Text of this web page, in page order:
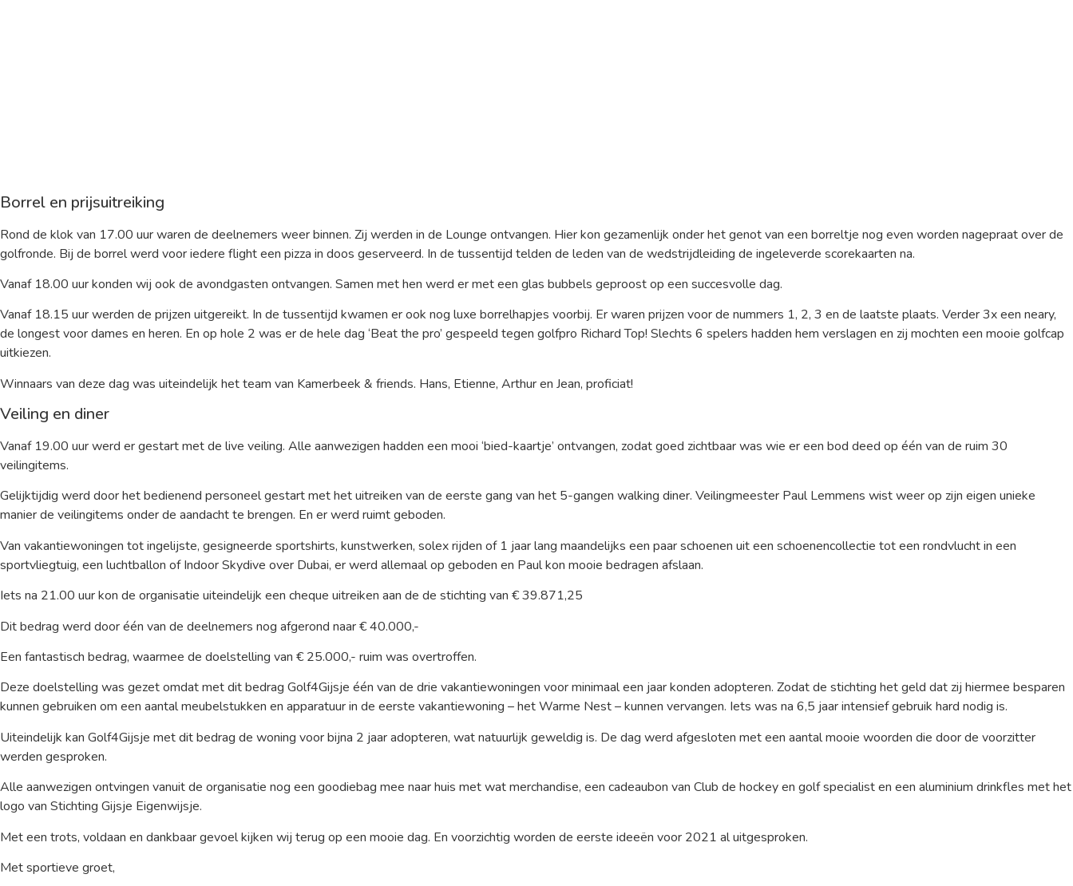
Borrel en prijsuitreiking
Rond de klok van 17.00 uur waren de deelnemers weer binnen. Zij werden in de Lounge ontvangen. Hier kon gezamenlijk onder het genot van een borreltje nog even worden nagepraat over de
golfronde. Bij de borrel werd voor iedere flight een pizza in doos geserveerd. In de tussentijd telden de leden van de wedstrijdleiding de ingeleverde scorekaarten na.
Vanaf 18.00 uur konden wij ook de avondgasten ontvangen. Samen met hen werd er met een glas bubbels geproost op een succesvolle dag.
Vanaf 18.15 uur werden de prijzen uitgereikt. In de tussentijd kwamen er ook nog luxe borrelhapjes voorbij. Er waren prijzen voor de nummers 1, 2, 3 en de laatste plaats. Verder 3x een neary,
de longest voor dames en heren. En op hole 2 was er de hele dag ‘Beat the pro’ gespeeld tegen golfpro Richard Top! Slechts 6 spelers hadden hem verslagen en zij mochten een mooie golfcap
uitkiezen.
Winnaars van deze dag was uiteindelijk het team van Kamerbeek & friends. Hans, Etienne, Arthur en Jean, proficiat!
Veiling en diner
Vanaf 19.00 uur werd er gestart met de live veiling. Alle aanwezigen hadden een mooi ‘bied-kaartje’ ontvangen, zodat goed zichtbaar was wie er een bod deed op één van de ruim 30
veilingitems.
Gelijktijdig werd door het bedienend personeel gestart met het uitreiken van de eerste gang van het 5-gangen walking diner. Veilingmeester Paul Lemmens wist weer op zijn eigen unieke
manier de veilingitems onder de aandacht te brengen. En er werd ruimt geboden.
Van vakantiewoningen tot ingelijste, gesigneerde sportshirts, kunstwerken, solex rijden of 1 jaar lang maandelijks een paar schoenen uit een schoenencollectie tot een rondvlucht in een
sportvliegtuig, een luchtballon of Indoor Skydive over Dubai, er werd allemaal op geboden en Paul kon mooie bedragen afslaan.
Iets na 21.00 uur kon de organisatie uiteindelijk een cheque uitreiken aan de de stichting van € 39.871,25
Dit bedrag werd door één van de deelnemers nog afgerond naar € 40.000,-
Een fantastisch bedrag, waarmee de doelstelling van € 25.000,- ruim was overtroffen.
Deze doelstelling was gezet omdat met dit bedrag Golf4Gijsje één van de drie vakantiewoningen voor minimaal een jaar konden adopteren. Zodat de stichting het geld dat zij hiermee besparen
kunnen gebruiken om een aantal meubelstukken en apparatuur in de eerste vakantiewoning – het Warme Nest – kunnen vervangen. Iets was na 6,5 jaar intensief gebruik hard nodig is.
Uiteindelijk kan Golf4Gijsje met dit bedrag de woning voor bijna 2 jaar adopteren, wat natuurlijk geweldig is. De dag werd afgesloten met een aantal mooie woorden die door de voorzitter
werden gesproken.
Alle aanwezigen ontvingen vanuit de organisatie nog een goodiebag mee naar huis met wat merchandise, een cadeaubon van Club de hockey en golf specialist en een aluminium drinkfles met het
logo van Stichting Gijsje Eigenwijsje.
Met een trots, voldaan en dankbaar gevoel kijken wij terug op een mooie dag. En voorzichtig worden de eerste ideeën voor 2021 al uitgesproken.
Met sportieve groet,